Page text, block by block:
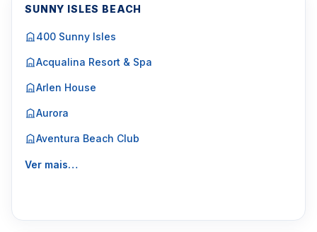
SUNNY ISLES BEACH
400 Sunny Isles
Acqualina Resort & Spa
Arlen House
Aurora
Aventura Beach Club
Ver mais…